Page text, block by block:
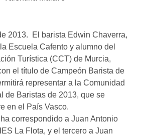
2013. El barista Edwin Chaverra,
Escuela Cafento y alumno del
Turística (CCT) de Murcia,
el título de Campeón Barista de
representar a la Comunidad
de Baristas de 2013, que se
en el País Vasco.
correspondido a Juan Antonio
La Flota, y el tercero a Juan